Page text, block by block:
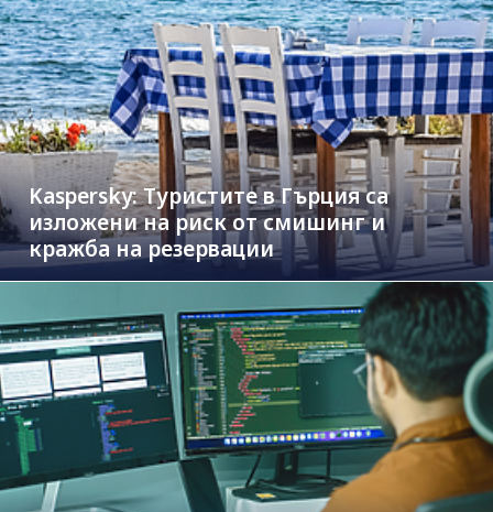
Kaspersky: Туристите в Гърция са
изложени на риск от смишинг и
кражба на резервации